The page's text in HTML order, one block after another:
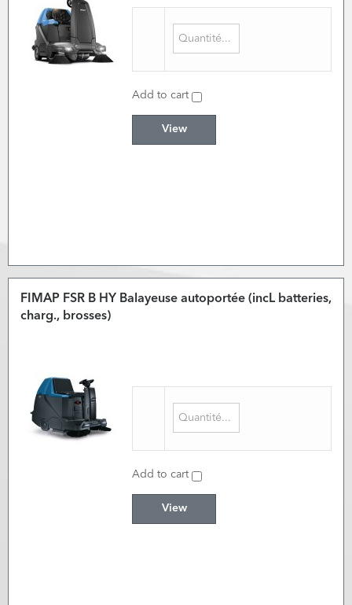
Add to cart
View
FIMAP FSR B HY Balayeuse autoportée (incL batteries,
charg., brosses)
Add to cart
View